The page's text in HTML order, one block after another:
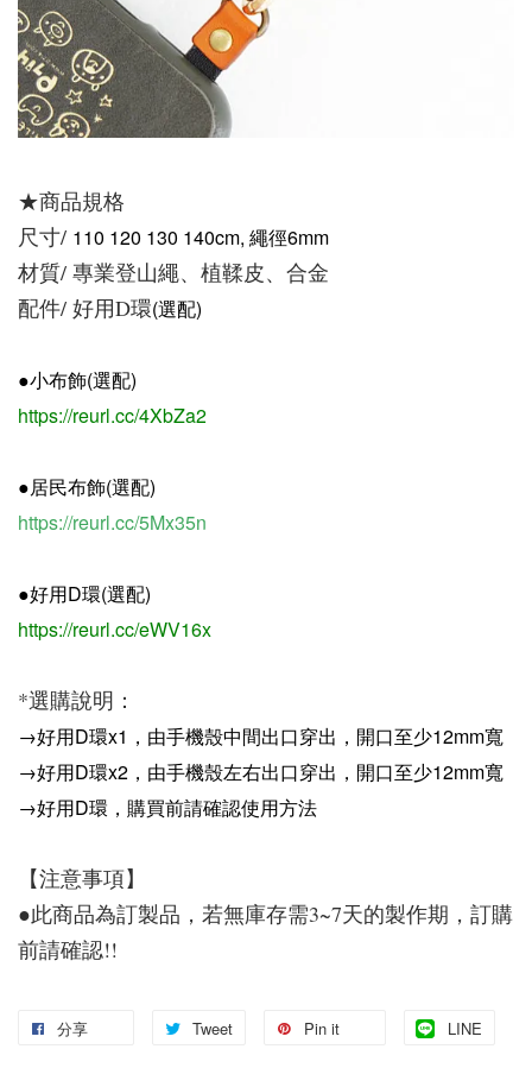
★商品規格
尺寸/ 110 120 130 140cm, 繩徑6mm
材質/ 專業登山繩、植鞣皮、合金
配件/ 好用D環(選配)
●小布飾(選配)
https://reurl.cc/4XbZa2
●居民布飾(選配)
https://reurl.cc/5Mx35n
●好用D環(選配)
https://reurl.cc/eWV16x
*選購說明：
→好用D環x1，由手機殼中間出口穿出，開口至少12mm寬
→好用D環x2，由手機殼左右出口穿出，開口至少12mm寬
→好用D環，購買前請確認使用方法
【注意事項】
●此商品為訂製品，若無庫存需3~7天的製作期，訂購
前請確認!!
分享 Tweet Pin it LINE